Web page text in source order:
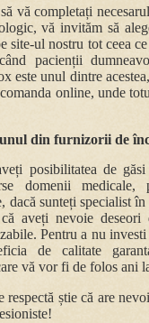
vă completați
vă invităm să
site-ul nostru tot ceea
pacienții
este unul dintre
online, unde
din furnizorii de
posibilitatea de găsi
domenii medicale,
dacă sunteți specialist
aveți nevoie deseori
Pentru a nu investi
de calitate
vă vor fi de folos ani
respectă știe că are